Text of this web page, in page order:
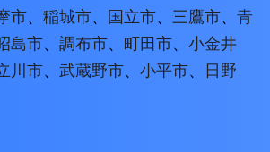
市、 稲城市、 国立市、 三鷹市、 青
島市、 調布市、 町田市、 小金井
川市、 武蔵野市、 小平市、 日野